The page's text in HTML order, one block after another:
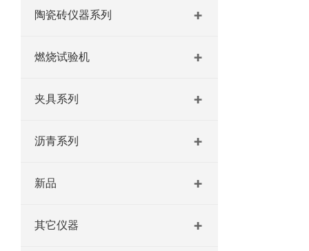
陶瓷砖仪器系列
燃烧试验机
夹具系列
沥青系列
新品
其它仪器